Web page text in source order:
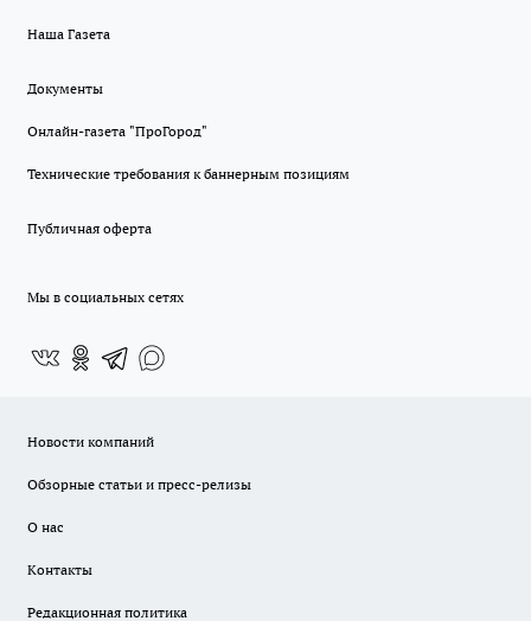
Наша Газета
Документы
Онлайн-газета "ПроГород"
Технические требования к баннерным позициям
Публичная оферта
Мы в социальных сетях
Новости компаний
Обзорные статьи и пресс-релизы
О нас
Контакты
Редакционная политика